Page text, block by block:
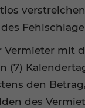
Vermieter mit
(7)
den
des